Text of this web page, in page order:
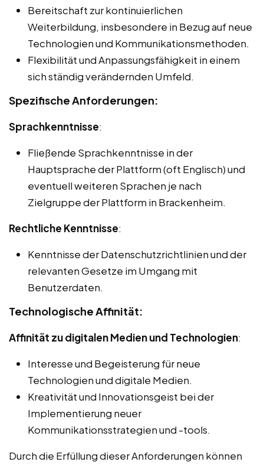
Bereitschaft zur kontinuierlichen
Weiterbildung, insbesondere in Bezug auf neue
Technologien und Kommunikationsmethoden.
Flexibilität und Anpassungsfähigkeit in einem
sich ständig verändernden Umfeld.
Spezifische Anforderungen:
Sprachkenntnisse:
Fließende Sprachkenntnisse in der
Hauptsprache der Plattform (oft Englisch) und
eventuell weiteren Sprachen je nach
Zielgruppe der Plattform in Brackenheim.
Rechtliche Kenntnisse:
Kenntnisse der Datenschutzrichtlinien und der
relevanten Gesetze im Umgang mit
Benutzerdaten.
Technologische Affinität:
Affinität zu digitalen Medien und Technologien:
Interesse und Begeisterung für neue
Technologien und digitale Medien.
Kreativität und Innovationsgeist bei der
Implementierung neuer
Kommunikationsstrategien und -tools.
Durch die Erfüllung dieser Anforderungen können